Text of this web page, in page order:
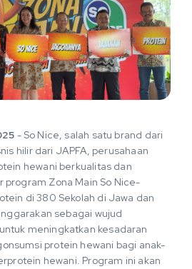
- So Nice, salah satu brand dari
hilir dari JAPFA, perusahaan
hewani berkualitas dan
Zona Main So Nice-
di 380 Sekolah di Jawa dan
sebagai wujud
meningkatkan kesadaran
protein hewani bagi anak-
hewani. Program ini akan